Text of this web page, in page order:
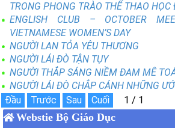
TRONG PHONG TRÀO THỂ THAO HỌC
ENGLISH CLUB – OCTOBER
VIETNAMESE WOMEN’S DAY
NGƯỜI LAN TỎA YÊU THƯƠNG
NGƯỜI LÁI ĐÒ TẬN TỤY
NGƯỜI THẮP SÁNG NIỀM ĐAM MÊ
NGƯỜI LÁI ĐÒ CHẮP CÁNH NHỮNG
Webstie Bộ Giáo Dục